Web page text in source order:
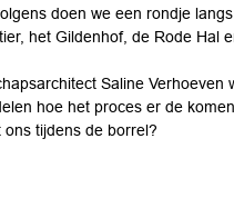
doen we een rondje
het Gildenhof, de Rode Hal
Saline Verhoeven
hoe het proces er de
tijdens de borrel?